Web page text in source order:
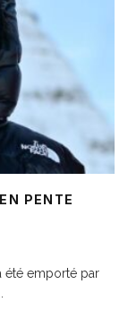
PENTE
été emporté par